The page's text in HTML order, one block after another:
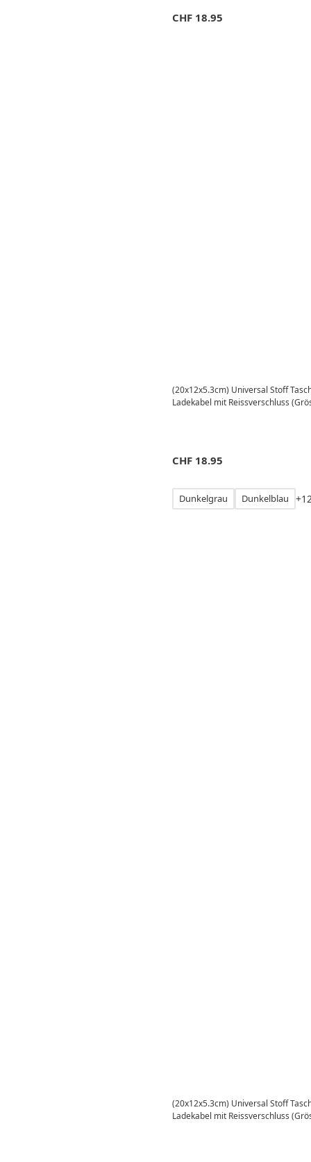
CHF 18.95
(20x12x5.3cm) Universal Stoff
Ladekabel mit Reissverschluss
CHF 18.95
Dunkelgrau Dunkelblau +1
(20x12x5.3cm) Universal Stoff
Ladekabel mit Reissverschluss